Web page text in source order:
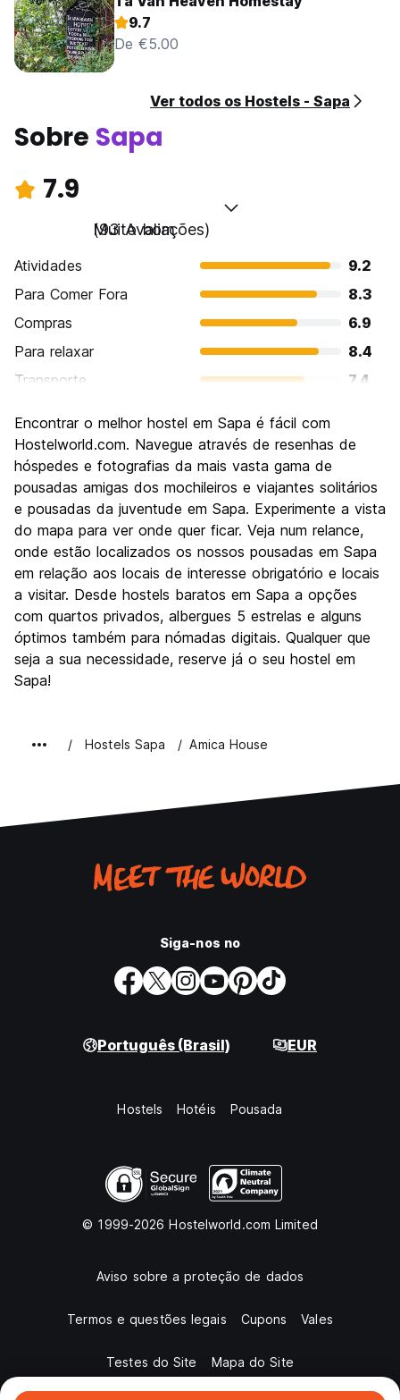
9.7
De €5.00
Ver todos os Hostels - Sapa
Sobre Sapa
7.9
Muito bom
(93 Avaliações)
Atividades
9.2
Para Comer Fora
8.3
Compras
6.9
Para relaxar
8.4
Transporte
7.4
Cultura
8.7
Festas / vida noturna
Custo-beneficio
8.3
Encontrar o melhor hostel em Sapa é fácil com
Hostelworld.com. Navegue através de resenhas de
hóspedes e fotografias da mais vasta gama de
pousadas amigas dos mochileiros e viajantes solitários
e pousadas da juventude em Sapa. Experimente a vista
do mapa para ver onde quer ficar. Veja num relance,
onde estão localizados os nossos pousadas em Sapa
em relação aos locais de interesse obrigatório e locais
a visitar. Desde hostels baratos em Sapa a opções
com quartos privados, albergues 5 estrelas e alguns
óptimos também para nómadas digitais. Qualquer que
seja a sua necessidade, reserve já o seu hostel em
Sapa!
Hostels Sapa Amica House
Siga-nos no
Português (Brasil) EUR
Hostels Hotéis Pousada
© 1999-2026 Hostelworld.com Limited
Aviso sobre a proteção de dados
Termos e questões legais Cupons Vales
Testes do Site Mapa do Site